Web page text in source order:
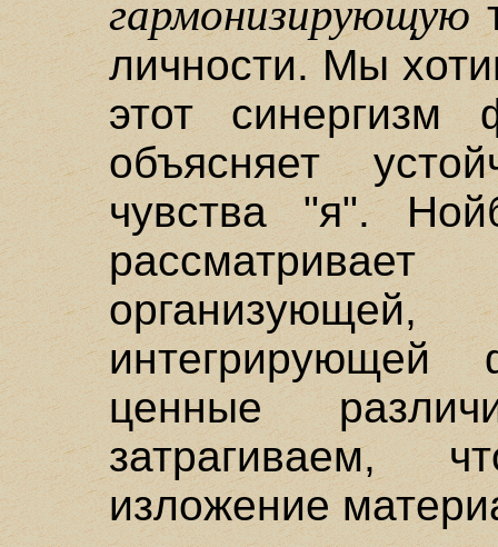
гармонизирующую
личности. Мы
этот синергизм
объясняет
чувства "я".
ценные
затрагиваем,
изложение